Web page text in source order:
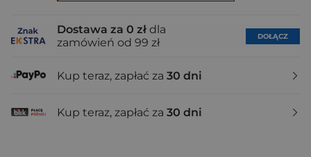
Dostawa za 0 zł dla
zamówień od 99 zł
DOŁĄCZ
Kup teraz, zapłać za 30 dni
Kup teraz, zapłać za 30 dni